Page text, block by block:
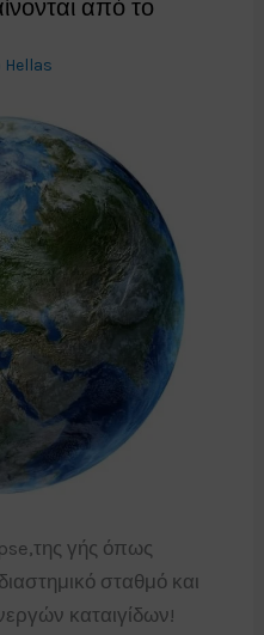
από το
Hellas
γής όπως
σταθμό και
καταιγίδων!